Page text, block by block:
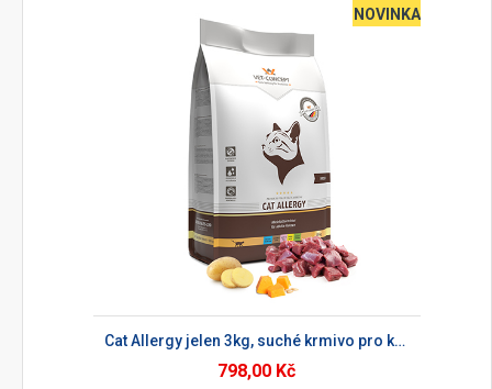
NOVINKA
Cat Allergy jelen 3kg, suché krmivo pro kočky
798,00 Kč